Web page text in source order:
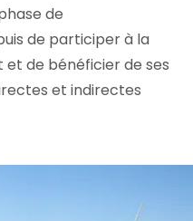
de
de participer à la
de bénéficier de ses
et indirectes